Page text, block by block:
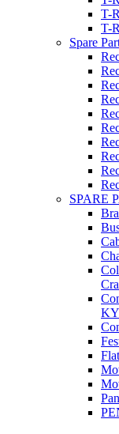
T-
T-
Spare
SPARE